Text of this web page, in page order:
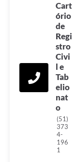
Cart
ório
de
Regi
stro
Civi
l e
Tab
elio
nat
o
(51)
373
4-
196
1